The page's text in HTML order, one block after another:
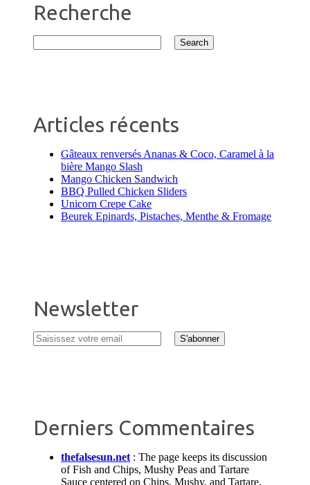
Recherche
Articles récents
Gâteaux renversés Ananas & Coco, Caramel à la
bière Mango Slash
Mango Chicken Sandwich
BBQ Pulled Chicken Sliders
Unicorn Crepe Cake
Beurek Epinards, Pistaches, Menthe & Fromage
Newsletter
Derniers Commentaires
thefalsesun.net : The page keeps its discussion
of Fish and Chips, Mushy Peas and Tartare
Sauce centered on Chips, Mushy, and Tartare,